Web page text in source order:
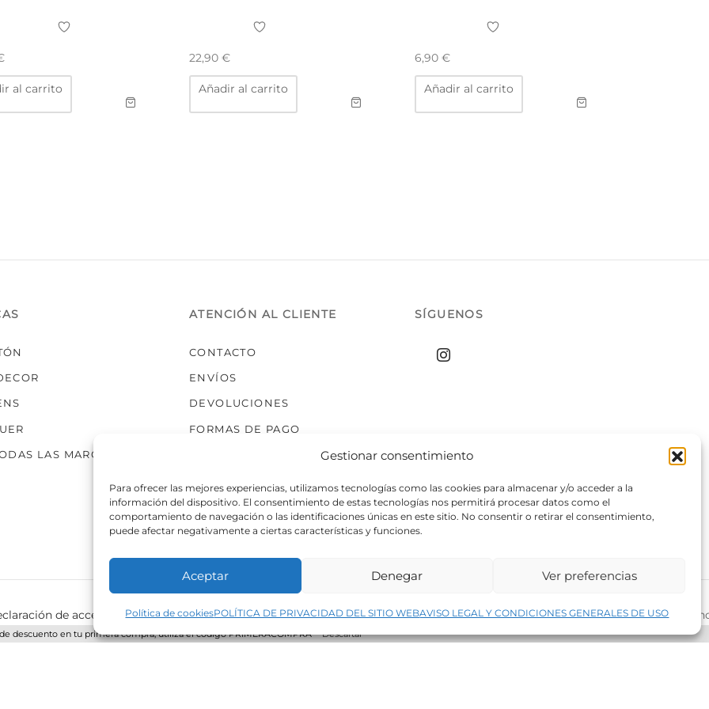
Gestionar consentimiento
Para ofrecer las mejores experiencias, utilizamos tecnologías como las cookies para almacenar y/o acceder a la
información del dispositivo. El consentimiento de estas tecnologías nos permitirá procesar datos como el
comportamiento de navegación o las identificaciones únicas en este sitio. No consentir o retirar el consentimiento,
puede afectar negativamente a ciertas características y funciones.
Aceptar Denegar Ver preferencias
Política de cookiesPOLÍTICA DE PRIVACIDAD DEL SITIO WEBAVISO LEGAL Y CONDICIONES GENERALES DE USO
descuento en tu primera compra, utiliza el código PRIMERACOMPRA Descartar
al carrito
22,90 €
Añadir al carrito
6,90 €
Añadir al carrito
LAS MARCAS
ATENCIÓN AL CLIENTE
CONTACTO
ENVÍOS
DEVOLUCIONES
FORMAS DE PAGO
SÍGUENOS
de accesibilidad Política de cookies Política de privacidad del sitio web ©2026 Decopintur- todos los